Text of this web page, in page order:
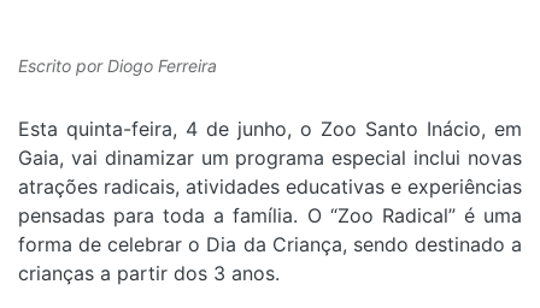
Escrito porDiogo Ferreira
Esta quinta-feira, 4 de junho, o Zoo Santo Inácio, em
Gaia, vai dinamizar um programa especial inclui novas
atrações radicais, atividades educativas e experiências
pensadas para toda a família. O “Zoo Radical” é uma
forma de celebrar o Dia da Criança, sendo destinado a
crianças a partir dos 3 anos.